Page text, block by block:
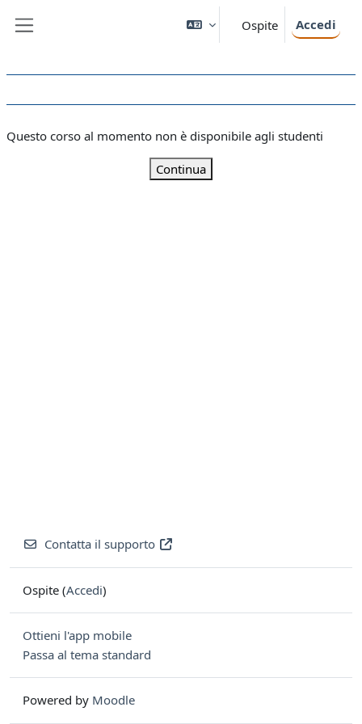
Ospite Accedi
Questo corso al momento non è disponibile agli studenti
Continua
Contatta il supporto
Ospite (Accedi)
Ottieni l'app mobile
Passa al tema standard
Powered by Moodle